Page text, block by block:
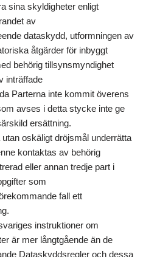
sina skyldigheter enligt
av
dataskydd, utformningen av
åtgärder för inbyggt
behörig tillsynsmyndighet
inträffade
Parterna inte kommit överens
avses i detta stycke inte ge
ersättning.
oskäligt dröjsmål underrätta
kontaktas av behörig
eller annan tredje part i
som
fall ett
instruktioner om
är mer långtgående än de
Dataskyddsregler och dessa